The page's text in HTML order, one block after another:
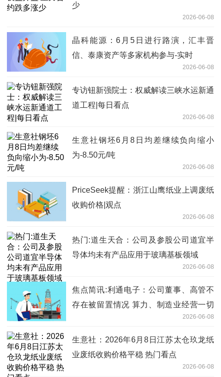
少
2026-06-08
晶科能源：6月5日进行路演，汇丰晋
信、泰康资产等多家机构参与-实时
2026-06-08
专访钮新强院士：权威解读三峡水运新通
道工程|每日看点
2026-06-08
生意社钢坯6月8日均差继续负向缩小
为-8.50元/吨
2026-06-08
PriceSeek提醒：浙江山鹰纸业上调废纸
收购价格|观点
2026-06-08
热门:道生天合：公司及参股公司道宜半
导体均未有产品应用于玻璃基板领域
2026-06-08
焦点简讯:利通电子：公司董事、高管不
存在被留置情况 算力、制造业经营一切
2026-06-08
生意社：2026年6月8日江苏太仓玖龙纸
业废纸收购价格平稳 热门看点
2026-06-08